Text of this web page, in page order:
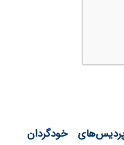
خودگردان